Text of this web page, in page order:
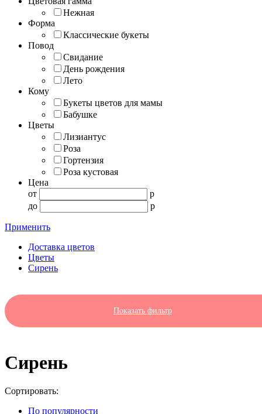
Нежная
Форма
Классические букеты
Повод
Свидание
День рождения
Лето
Кому
Букеты цветов для мамы
Бабушке
Цветы
Лизиантус
Роза
Гортензия
Роза кустовая
Цена
от
p
до
p
Применить
Доставка цветов
Цветы
Сирень
Показать фильтр
Сирень
Cортировать:
По популярности